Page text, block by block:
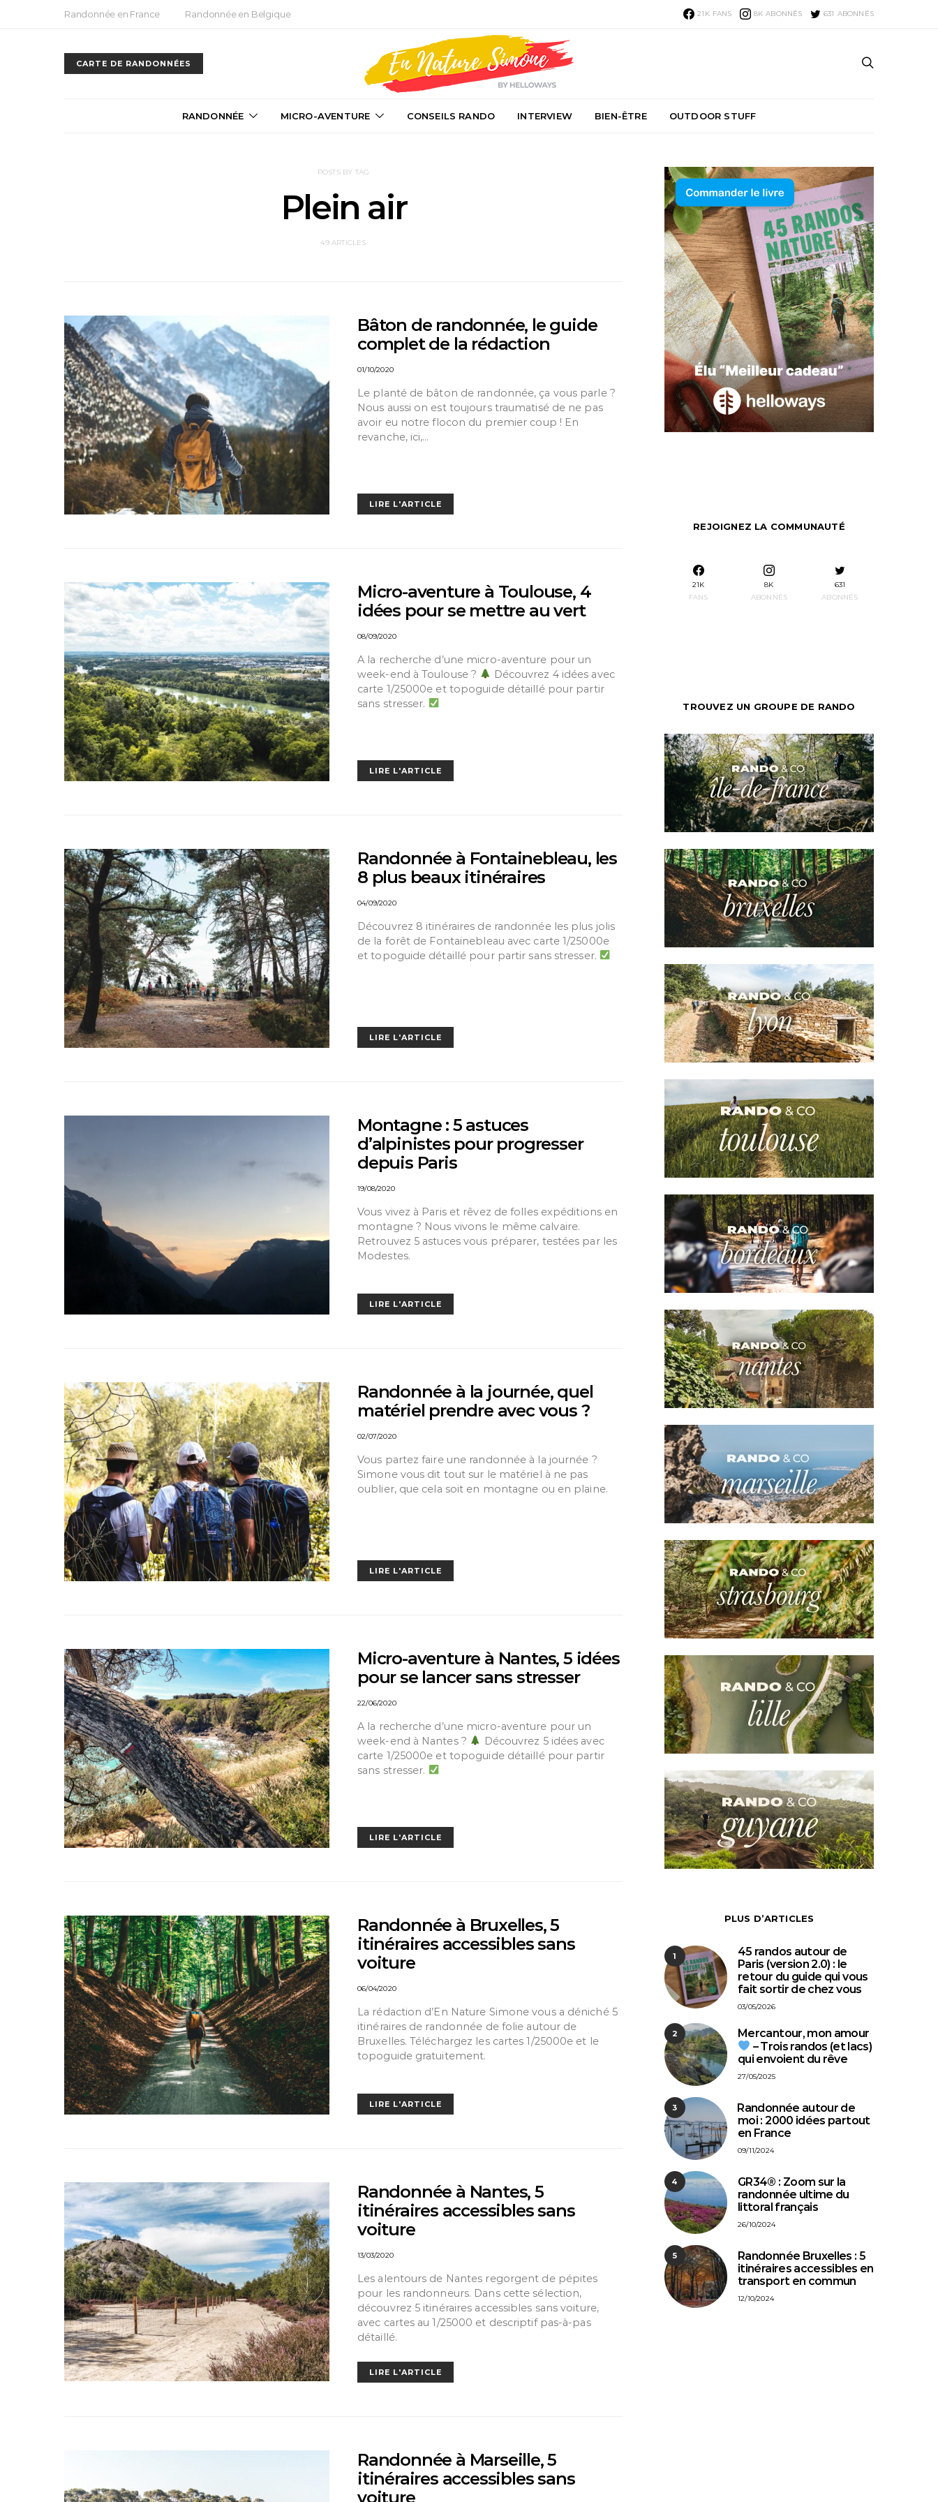
Randonnée en France Randonnée en Belgique 21K FANS 8K ABONNÉS 631 ABONNÉS
CARTE DE RANDONNÉES
RANDONNÉE MICRO-AVENTURE CONSEILS RANDO INTERVIEW BIEN-ÊTRE OUTDOOR STUFF
POSTS BY TAG
Plein air
49 ARTICLES
Bâton de randonnée, le guide
complet de la rédaction
01/10/2020
Le planté de bâton de randonnée, ça vous parle ?
Nous aussi on est toujours traumatisé de ne pas
avoir eu notre flocon du premier coup ! En
revanche, ici,…
LIRE L'ARTICLE
Micro-aventure à Toulouse, 4
idées pour se mettre au vert
08/09/2020
A la recherche d’une micro-aventure pour un
week-end à Toulouse ?
Découvrez 4 idées avec
carte 1/25000e et topoguide détaillé pour partir
sans stresser.
LIRE L'ARTICLE
Randonnée à Fontainebleau, les
8 plus beaux itinéraires
04/09/2020
Découvrez 8 itinéraires de randonnée les plus jolis
de la forêt de Fontainebleau avec carte 1/25000e
et topoguide détaillé pour partir sans stresser.
LIRE L'ARTICLE
Montagne : 5 astuces
d’alpinistes pour progresser
depuis Paris
19/08/2020
Vous vivez à Paris et rêvez de folles expéditions en
montagne ? Nous vivons le même calvaire.
Retrouvez 5 astuces vous préparer, testées par les
Modestes.
LIRE L'ARTICLE
Randonnée à la journée, quel
matériel prendre avec vous ?
02/07/2020
Vous partez faire une randonnée à la journée ?
Simone vous dit tout sur le matériel à ne pas
oublier, que cela soit en montagne ou en plaine.
LIRE L'ARTICLE
Micro-aventure à Nantes, 5 idées
pour se lancer sans stresser
22/06/2020
A la recherche d’une micro-aventure pour un
week-end à Nantes ?
Découvrez 5 idées avec
carte 1/25000e et topoguide détaillé pour partir
sans stresser.
LIRE L'ARTICLE
Randonnée à Bruxelles, 5
itinéraires accessibles sans
voiture
06/04/2020
La rédaction d’En Nature Simone vous a déniché 5
itinéraires de randonnée de folie autour de
Bruxelles. Téléchargez les cartes 1/25000e et le
topoguide gratuitement.
LIRE L'ARTICLE
Randonnée à Nantes, 5
itinéraires accessibles sans
voiture
13/03/2020
Les alentours de Nantes regorgent de pépites
pour les randonneurs. Dans cette sélection,
découvrez 5 itinéraires accessibles sans voiture,
avec cartes au 1/25000 et descriptif pas-à-pas
détaillé.
LIRE L'ARTICLE
Randonnée à Marseille, 5
itinéraires accessibles sans
voiture
REJOIGNEZ LA COMMUNAUTÉ
21K
FANS
8K
ABONNÉS
631
ABONNÉS
TROUVEZ UN GROUPE DE RANDO
PLUS D’ARTICLES
1
45 randos autour de
Paris (version 2.0) : le
retour du guide qui vous
fait sortir de chez vous
03/05/2026
2
Mercantour, mon amour
– Trois randos (et lacs)
qui envoient du rêve
27/05/2025
3
⁠Randonnée autour de
moi : 2000 idées partout
en France
09/11/2024
4
GR34® : Zoom sur la
randonnée ultime du
littoral français
26/10/2024
5
Randonnée Bruxelles : 5
itinéraires accessibles en
transport en commun
12/10/2024